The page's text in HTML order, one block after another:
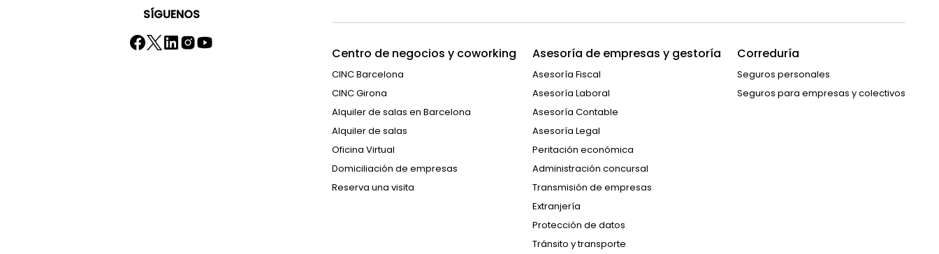
SÍGUENOS
Centro de negocios y coworking
CINC Barcelona
CINC Girona
Alquiler de salas en Barcelona
Alquiler de salas
Oficina Virtual
Domiciliación de empresas
Reserva una visita
Asesoría de empresas y gestoría
Asesoría Fiscal
Asesoría Laboral
Asesoría Contable
Asesoría Legal
Peritación económica
Administración concursal
Transmisión de empresas
Extranjería
Protección de datos
Tránsito y transporte
Correduría
Seguros personales
Seguros para empresas y colectivos